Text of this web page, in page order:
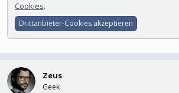
Cookies.
Drittanbieter-Cookies akzeptieren
Zeus
Geek